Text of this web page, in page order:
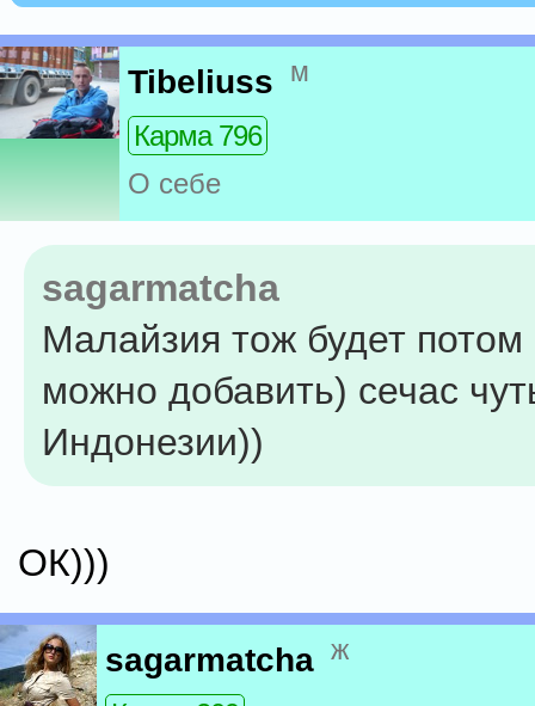
Tibeliuss м
Карма 796
О себе
sagarmatcha
Малайзия тож будет потом
можно добавить) сечас
Индонезии))
ОК)))
sagarmatcha ж